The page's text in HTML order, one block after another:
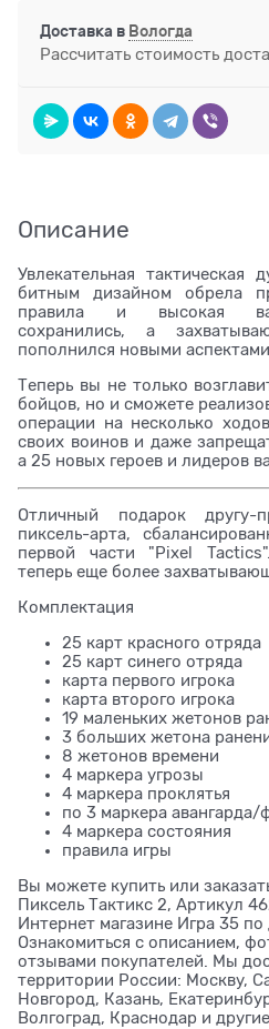
Доставка в Вологда
Рассчитать стоимость
Описание
Увлекательная
битным дизайном обрела
правила и высокая
сохранились, а
пополнился новыми аспектами.
Теперь вы не только
бойцов, но и сможете
операции на несколько
своих воинов и даже
а 25 новых героев и лидеров
Отличный подарок другу-
пиксель-арта,
первой части "Pixel
теперь еще более
Комплектация
25 карт красного отряда
25 карт синего отряда
карта первого игрока
карта второго игрока
19 маленьких жетонов
3 больших жетона
8 жетонов времени
4 маркера угрозы
4 маркера проклятья
по 3 маркера
4 маркера состояния
правила игры
Вы можете купить или
Пиксель Тактикс 2, Артикул
Интернет магазине Игра 35
Ознакомиться с описанием,
отзывами покупателей. Мы
территории России: Москву,
Новгород, Казань,
Волгоград, Краснодар и